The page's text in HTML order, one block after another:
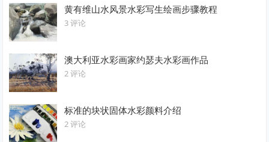
黄有维山水风景水彩写生绘画步骤教程
3 评论
澳大利亚水彩画家约瑟夫水彩画作品
2 评论
标准的块状固体水彩颜料介绍
2 评论